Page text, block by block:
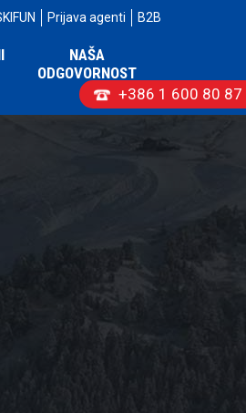
+386 1 600 80 87
Prijava agenti B2B
NAŠA
ODGOVORNOST